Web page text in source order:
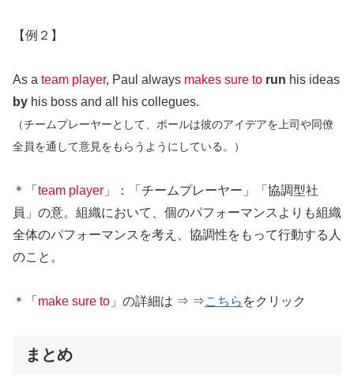
【例２】
As a team player, Paul always makes sure to run his ideas
by his boss and all his collegues.
（チームプレーヤーとして、ポールは彼のアイデアを上司や同僚
全員を通して意見をもらうようにしている。）
＊「 team player 」：「チームプレーヤー」「協調型社
員」の意。組織において、個のパフォーマンスよりも組織
全体のパフォーマンスを考え、協調性をもって行動する人
のこと。
＊「 make sure to 」の詳細は ⇒ ⇒こちら をクリック
まとめ